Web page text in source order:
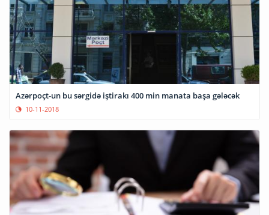
Azərpoçt-un bu sərgidə iştirakı 400 min manata başa gələcək
10-11-2018